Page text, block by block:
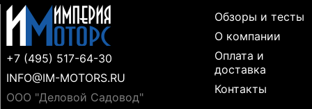
+7 (495) 517-64-30
INFO@IM-MOTORS.RU
ООО "Деловой Садовод"
Обзоры и тесты
О компании
Оплата и
доставка
Контакты